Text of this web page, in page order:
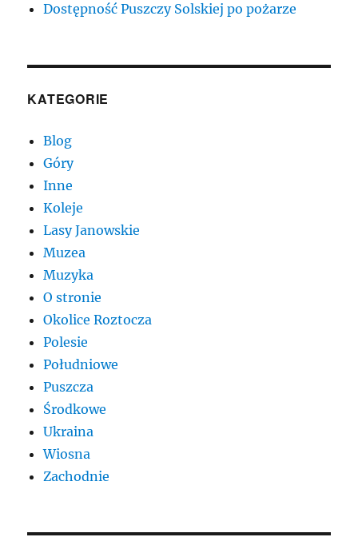
Dostępność Puszczy Solskiej po pożarze
KATEGORIE
Blog
Góry
Inne
Koleje
Lasy Janowskie
Muzea
Muzyka
O stronie
Okolice Roztocza
Polesie
Południowe
Puszcza
Środkowe
Ukraina
Wiosna
Zachodnie